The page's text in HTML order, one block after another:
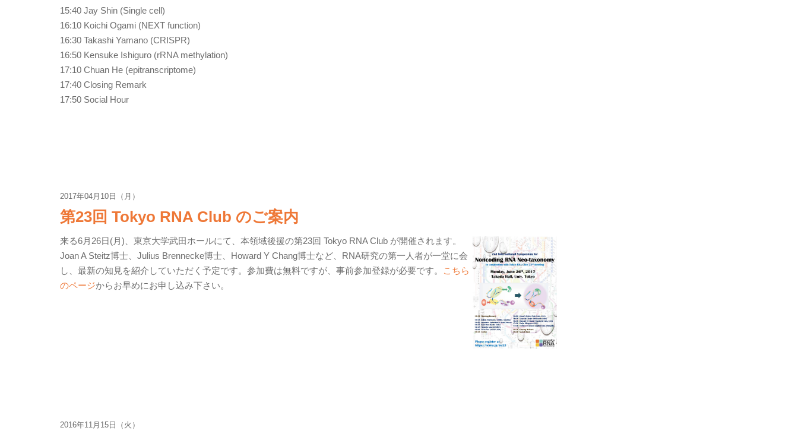
15:40 Jay Shin (Single cell)
16:10 Koichi Ogami (NEXT function)
16:30 Takashi Yamano (CRISPR)
16:50 Kensuke Ishiguro (rRNA methylation)
17:10 Chuan He (epitranscriptome)
17:40 Closing Remark
17:50 Social Hour
2017年04月10日（月）
第23回 Tokyo RNA Club のご案内
来る6月26日(月)、東京大学武田ホールにて、本領域後援の第23回 Tokyo RNA Club が開催されます。
Joan A Steitz博士、Julius Brennecke博士、Howard Y Chang博士など、RNA研究の第一人者が一堂に会
し、最新の知見を紹介していただく予定です。参加費は無料ですが、事前参加登録が必要です。
こちら
のページからお早めにお申し込み下さい。
2016年11月15日（火）